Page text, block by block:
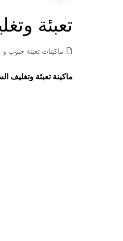
تعبئة
ماكينات تعبئة حبوب
ماكينة تعبئة وتغليف